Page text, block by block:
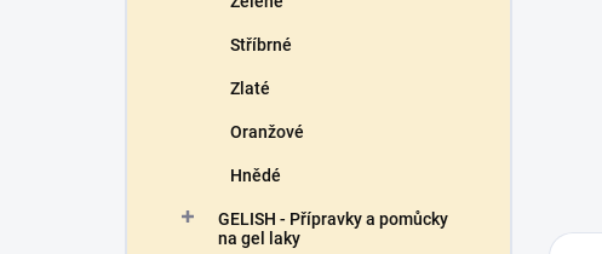
Stříbrné
Zlaté
Oranžové
Hnědé
GELISH - Přípravky a pomůcky
na gel laky